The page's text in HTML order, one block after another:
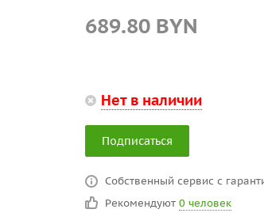
689.80 BYN
Нет в наличии
Подписаться
Собственный сервис с
Рекомендуют 0 человек